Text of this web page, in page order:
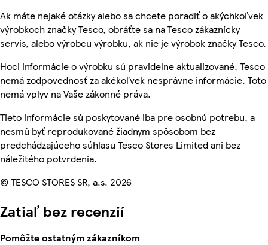
Ak máte nejaké otázky alebo sa chcete poradiť o akýchkoľvek
výrobkoch značky Tesco, obráťte sa na Tesco zákaznícky
servis, alebo výrobcu výrobku, ak nie je výrobok značky Tesco.
Hoci informácie o výrobku sú pravidelne aktualizované, Tesco
nemá zodpovednosť za akékoľvek nesprávne informácie. Toto
nemá vplyv na Vaše zákonné práva.
Tieto informácie sú poskytované iba pre osobnú potrebu, a
nesmú byť reprodukované žiadnym spôsobom bez
predchádzajúceho súhlasu Tesco Stores Limited ani bez
náležitého potvrdenia.
© TESCO STORES SR, a.s. 2026
Zatiaľ bez recenzií
Pomôžte ostatným zákazníkom